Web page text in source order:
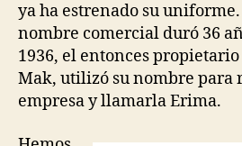
ya ha estrenado su
nombre comercial duró 36
1936, el entonces
Mak, utilizó su nombre para
empresa y llamarla Erima.